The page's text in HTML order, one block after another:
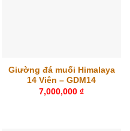
Giường đá muối Himalaya
14 Viên – GDM14
7,000,000 ₫